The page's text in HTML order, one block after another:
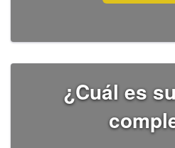
¿Cuál es